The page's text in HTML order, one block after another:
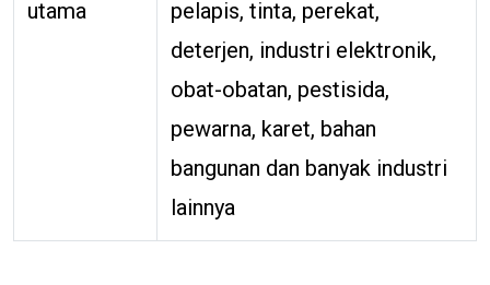
utama
pelapis, tinta, perekat,
deterjen, industri elektronik,
obat-obatan, pestisida,
pewarna, karet, bahan
bangunan dan banyak industri
lainnya